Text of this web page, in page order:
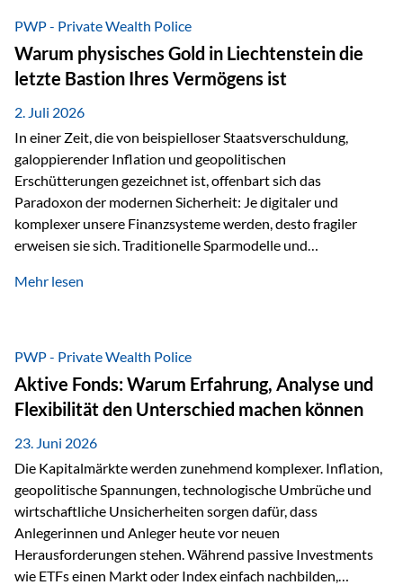
folgende Situation vor: Ein Vater schenkt seiner Tochter
einen Teil seines Vermögens. Einige Jahre später möchte die
Tochter das Geld kurzfristig verwenden, um…
PWP - Private Wealth Police
Warum physisches Gold in Liechtenstein die
letzte Bastion Ihres Vermögens ist
2. Juli 2026
In einer Zeit, die von beispielloser Staatsverschuldung,
galoppierender Inflation und geopolitischen
Erschütterungen gezeichnet ist, offenbart sich das
Paradoxon der modernen Sicherheit: Je digitaler und
komplexer unsere Finanzsysteme werden, desto fragiler
erweisen sie sich. Traditionelle Sparmodelle und
unumstößlich galten, versagen angesichts der expansiven
Nostalgie dar, sondern ist die modernste und strategisch
klügste Antwort auf globale Instabilität. Physische Werte
und der richtige Rechtsstandort sind heute keine bloße
Option mehr, sondern eine strategische Notwendigkeit. 1.
Der massive Aufwand hinter einem winzigen…
Mehr lesen
PWP - Private Wealth Police
Aktive Fonds: Warum Erfahrung, Analyse und
Flexibilität den Unterschied machen können
23. Juni 2026
Die Kapitalmärkte werden zunehmend komplexer. Inflation,
geopolitische Spannungen, technologische Umbrüche und
wirtschaftliche Unsicherheiten sorgen dafür, dass
Anlegerinnen und Anleger heute vor neuen
Herausforderungen stehen. Während passive Investments
wie ETFs einen Markt oder Index einfach nachbilden,